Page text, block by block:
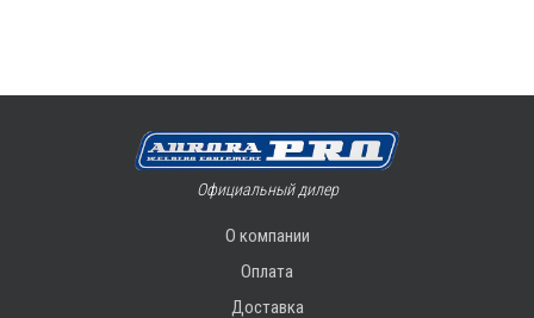
Официальный дилер
О компании
Оплата
Доставка